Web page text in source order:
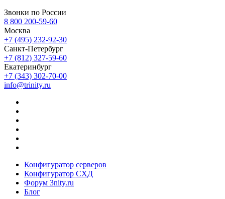
Звонки по России
8 800 200-59-60
Москва
+7 (495) 232-92-30
Санкт-Петербург
+7 (812) 327-59-60
Екатеринбург
+7 (343) 302-70-00
info@trinity.ru
Конфигуратор серверов
Конфигуратор СХД
Форум 3nity.ru
Блог